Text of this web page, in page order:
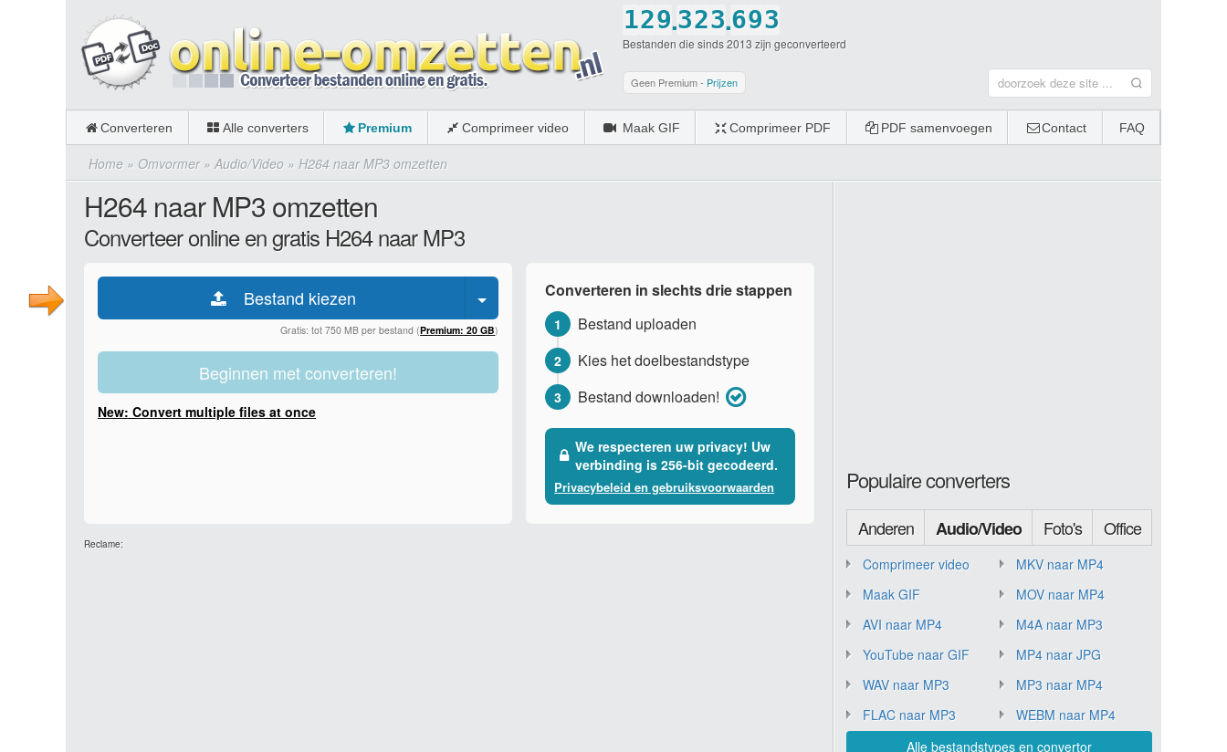
1
2
3
4
5
6
0
2
3
4
5
6
7
9
0
.3
4
5
6
7
8
2
3
4
5
6
7
3
4
5
6
7
8
.6
7
8
9
0
9
0
3
4
6
7
8
Bestanden die sinds 2013 zijn geconverteerd
Geen Premium - Prijzen
Converteren Alle converters Premium Comprimeer video Maak GIF Comprimeer PDF PDF samenvoegen Contact FAQ
Home » Omvormer» Audio/Video » H264 naar MP3 omzetten
H264 naar MP3 omzetten
Converteer online en gratis H264 naar MP3
Bestand kiezen
Gratis: tot 750 MB per bestand (Premium: 20 GB)
Beginnen met converteren!
New: Convert multiple files at once
Converteren in slechts drie stappen
1 Bestand uploaden
2 Kies het doelbestandstype
3 Bestand downloaden!
We respecteren uw privacy! Uw
verbinding is 256-bit gecodeerd.
Privacybeleid en gebruiksvoorwaarden
Reclame:
Populaire converters
Anderen Audio/Video Foto's Office
Comprimeer video
MKV naar MP4
Maak GIF
MOV naar MP4
AVI naar MP4
M4A naar MP3
YouTube naar GIF
MP4 naar JPG
WAV naar MP3
MP3 naar MP4
FLAC naar MP3
WEBM naar MP4
Alle bestandstypes en convertor